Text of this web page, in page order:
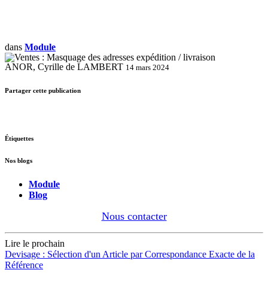
dans Module
ANOR, Cyrille de LAMBERT 14 mars 2024
Partager cette publication
Étiquettes
Nos blogs
Module
Blog
Nous contacter
Lire le prochain
Devisage : Sélection d'un Article par Correspondance Exacte de la
Référence